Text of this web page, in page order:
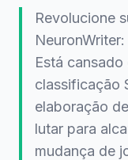
Revolucione
Está
classificação
elaboração
lutar para
mudança de